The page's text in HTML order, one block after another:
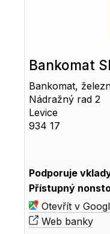
Bankomat
Bankomat,
Nádražný rad 2
Levice
934 17
Podporuje
Přístupný
Otevřít v
Web banky